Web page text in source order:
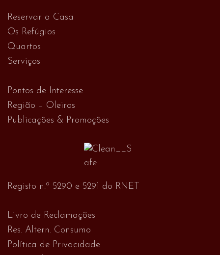
Reservar a Casa
Os Refúgios
Quartos
Serviços
Pontos de Interesse
Região – Oleiros
Publicações & Promoções
Registo n.º 5290 e 5291 do RNET
Livro de Reclamações
Res. Altern. Consumo
Política de Privacidade